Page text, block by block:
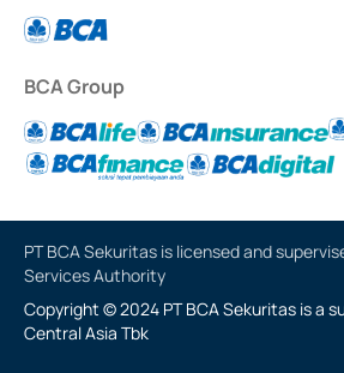
BCA Group
PT BCA Sekuritas is licensed and
Services Authority
Copyright © 2024 PT BCA Sekuritas is a
Central Asia Tbk